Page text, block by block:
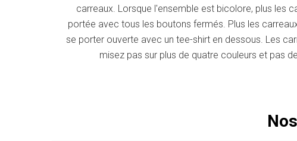
carreaux. Lorsque l'ensemble est bicolore, plus les
portée avec tous les boutons fermés. Plus les
se porter ouverte avec un tee-shirt en dessous. Les
misez pas sur plus de quatre couleurs et pas